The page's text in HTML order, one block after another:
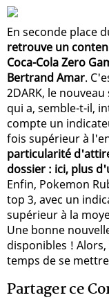
En seconde place
retrouve un
Coca-Cola Zero
Bertrand Amar.
2DARK, le
qui a, semble-t-il,
compte un
fois supérieur à
particularité
dossier : ici, plus
Enfin, Pokemon
top 3, avec un
supérieur à la
Une bonne
disponibles !
temps de se
Partager ce